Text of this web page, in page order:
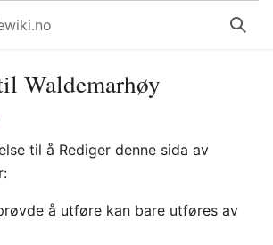
Søk
Waldemarhøy
til å Rediger denne sida av
å utføre kan bare utføres av